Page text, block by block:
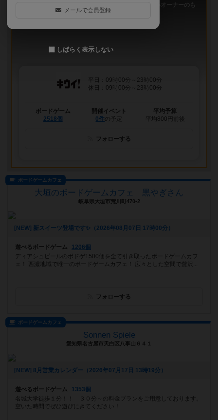
てスタートしたボードゲームカフェです。 今は新しいオーナーのも
平日：09時00分～23時00分
休日：09時00分～23時00分
ボードゲーム
2518個
開催イベント
0件の予定
平均予算
平均800円前後
フォローする
ボードゲームカフェ
大垣のボードゲームカフェ 黒やぎさん
岐阜県大垣市荒川町470-2
[NEW] 新スイーツ登場です✨️（2026年08月07日 17時00分）
遊べるボードゲーム
1206個
ディアシュピールのボドゲ1500個を全て引き取ったボードゲームカフ
ェ！ 西濃地域で唯一のボードゲームカフェ！ 広々とした空間で贅沢...
フォローする
ボードゲームカフェ
Sonnen Spiele
愛知県名古屋市天白区八事山６４１
[NEW] 8月営業カレンダー（2026年07月17日 13時19分）
遊べるボードゲーム
1353個
名城大学徒歩１分！！ ３０分～の料金プランをご用意しております。
空いた時間でぜひ遊びにきてください！
メールで会員登録
しばらく表示しない